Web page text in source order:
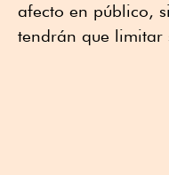
afecto en público,
tendrán que limitar